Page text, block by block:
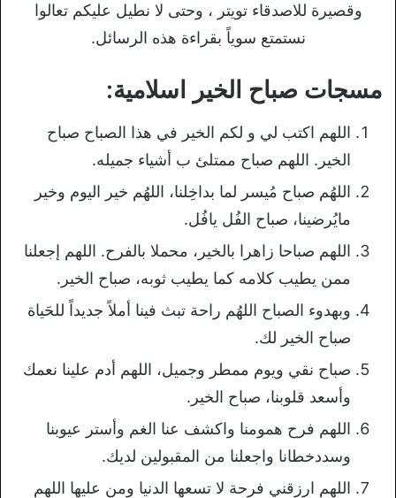
وقصيرة للاصدقاء تويتر ، وحتى لا نطيل عليكم تعالوا
نستمتع سوياً بقراءة هذه الرسائل.
مسجات صباح الخير اسلامية:
اللهم اكتب لي و لكم الخير في هذا الصباح صباح
الخير. اللهم صباح ممتلئ ب أشياء جميله.
اللهُم صباح مُيسر لما بداخِلنا، اللهُم خير اليوم وخير
مايُرضينا، صباح الفُل يافُل.
اللهم صباحا زاهرا بالخير، محملا بالفرح. اللهم إجعلنا
ممن يطيب كلامه كما يطيب ثوبه، صباح الخير.
وبهدوء الصباح اللهُم راحة تبث فينا أملاً جديداً للحَياة
صباح الخير لك.
صباح نقي ويوم ممطر وجميل، اللهم أدم علينا نعمك
وأسعد قلوبنا، صباح الخير.
اللهم فرح همومنا واكشف عنا الغم وأستر عيوبنا
وسددخطانا واجعلنا من المقبولين لديك.
اللهم ارزقني فرحة لا تسعها الدنيا ومن عليها اللهم